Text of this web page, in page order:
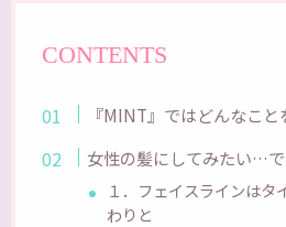
CONTENTS
『MINT』ではどんなこと
女性の髪にしてみたい…
１．フェイスラインはタ
わりと